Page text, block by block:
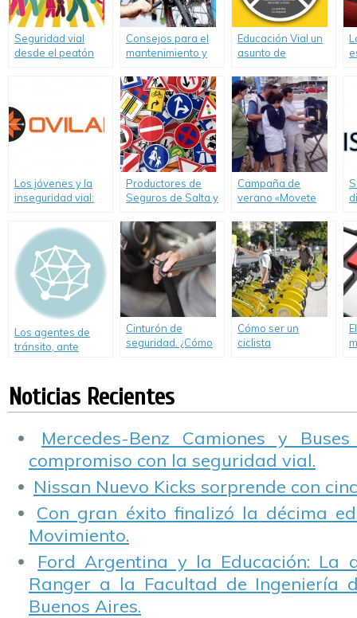
Seguridad vial
desde el peatón
Consejos para el
mantenimiento y
las bicicletas.
Educación Vial un
asunto de
integral
Los jóvenes y la
inseguridad vial:
Malvinas por año
Productores de
Seguros de Salta y
un Curso de
Seguridad Vial
Campaña de
verano «Movete
Los agentes de
tránsito, ante
emergencia.
Cinturón de
seguridad. ¿Cómo
Cómo ser un
ciclista
Noticias Recientes
Mercedes-Benz Camiones y
compromiso con la seguridad vial.
Nissan Nuevo Kicks sorprende con
Con gran éxito finalizó la décima
Movimiento.
Ford Argentina y la Educación: La
Ranger a la Facultad de Ingeniería
Buenos Aires.